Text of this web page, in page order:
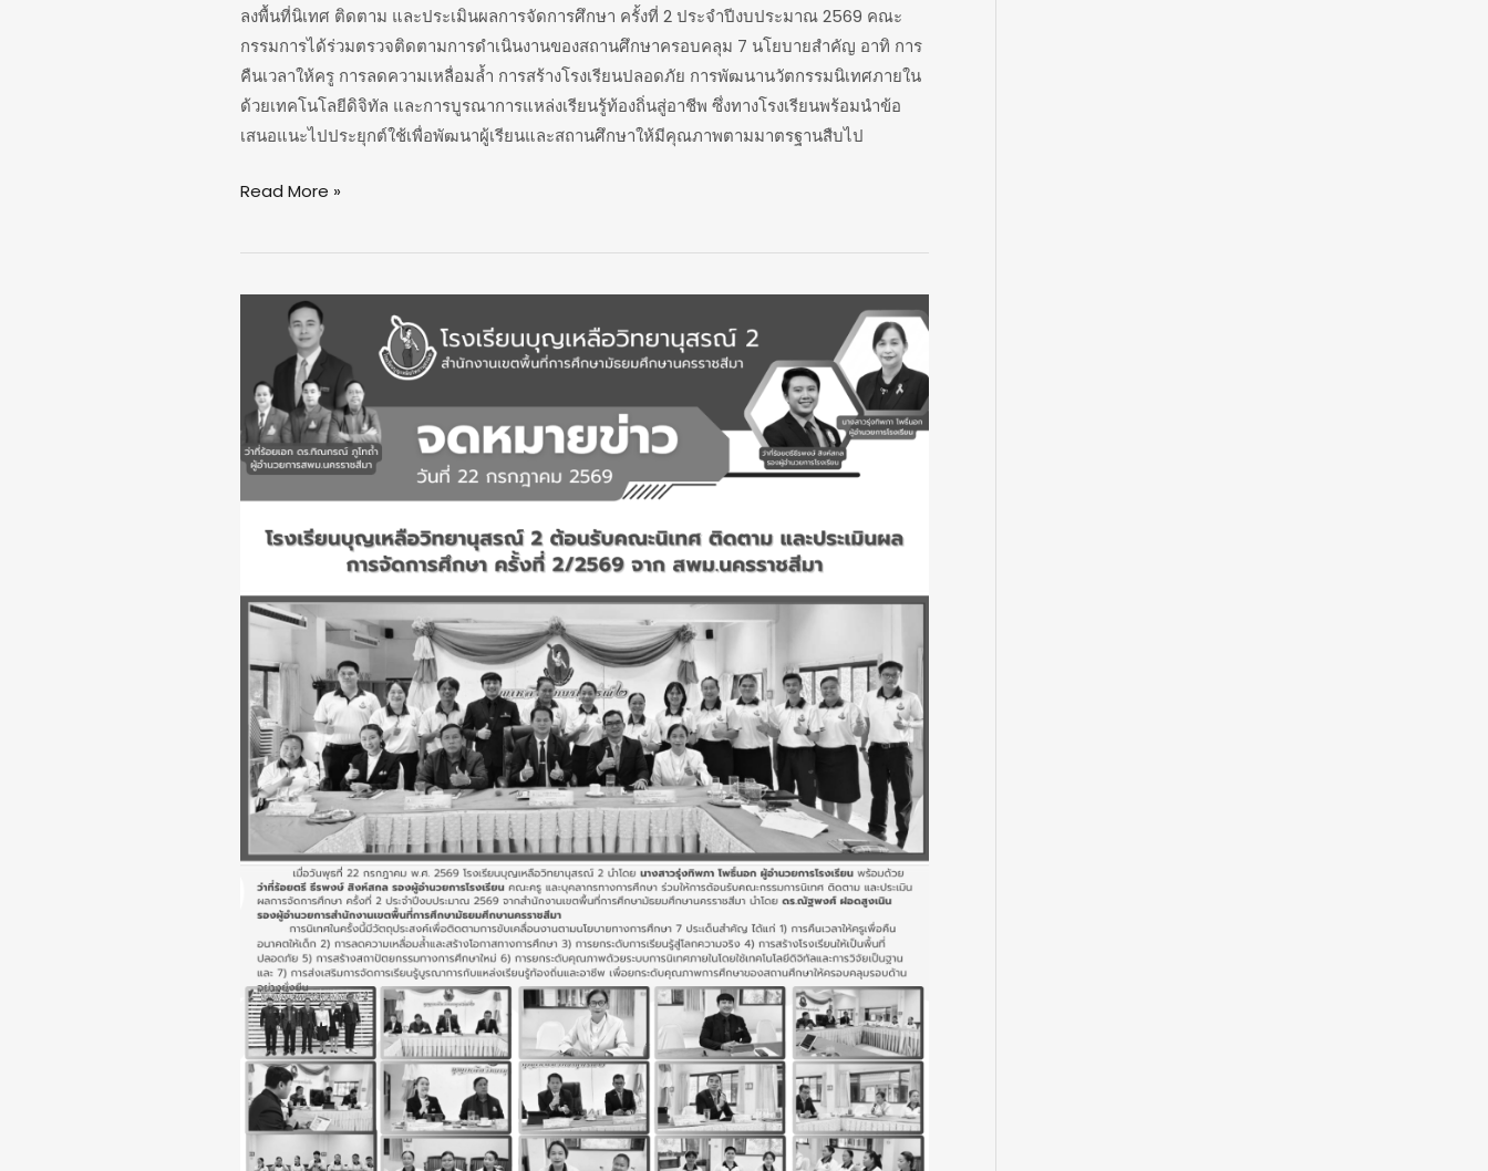
ลงพื้นที่นิเทศ ติดตาม และประเมินผลการจัดการศึกษา ครั้งที่ 2 ประจำปีงบประมาณ 2569 คณะ
กรรมการได้ร่วมตรวจติดตามการดำเนินงานของสถานศึกษาครอบคลุม 7 นโยบายสำคัญ อาทิ การ
คืนเวลาให้ครู การลดความเหลื่อมล้ำ การสร้างโรงเรียนปลอดภัย การพัฒนานวัตกรรมนิเทศภายใน
ด้วยเทคโนโลยีดิจิทัล และการบูรณาการแหล่งเรียนรู้ท้องถิ่นสู่อาชีพ ซึ่งทางโรงเรียนพร้อมนำข้อ
เสนอแนะไปประยุกต์ใช้เพื่อพัฒนาผู้เรียนและสถานศึกษาให้มีคุณภาพตามมาตรฐานสืบไป
Read More »
จดหมาย
นิเทศ
ติดตาม
และ
ศึกษา
ที่